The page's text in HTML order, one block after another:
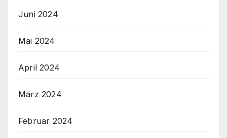
Juni 2024
Mai 2024
April 2024
März 2024
Februar 2024